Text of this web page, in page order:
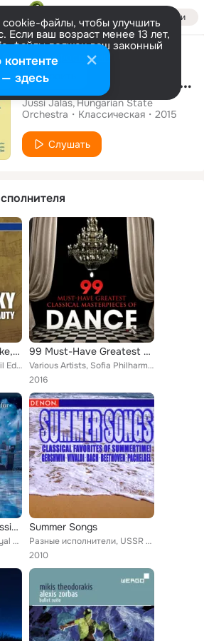
Войти
файлы, чтобы улучшить
Если ваш возраст менее 13 лет,
файлы должен ваш законный
Больше информации
Настроить
Альбом
Jussi Jalas - The Sibelius Recordings
Jussi Jalas Hungarian State
Orchestra
Классическая 2015
Слушать
Tchaikovsky: Swan Lake, Sleeping Beauty, & Nutcracker Ballet Suites
Разные исполнители, Emil Edlinger, Philharmonia Orchestra, Marco Munih, RSO Ljubljana, Alfred Scholz, Hungarian State Orchestra
99 Must-Have Greatest Classical Masterpieces of Dance
Various Artists, Sofia Philharmonic Orchestra, Miklos Szenthelyi, Hungarian State Orchestra, Sofia Symphony Orchestra, Budapest ...
2016
The Most Relaxing Classical Music For Work In The Universe
Разные исполнители, Royal Philharmonic Orchestra, Dieter Goldmann, Zdenek Kosler, Peter Schmalfuss, Jacques Rouvier, Slowakische...
Summer Songs
Разные исполнители, USSR State Academy Symphony Orchestra, Kosice State Philharmonic Orchestra, Latvian Philharmonic Chamber Orc...
2010
здесь